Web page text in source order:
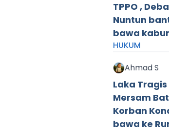
TPPO ,
Nuntun
bawa
HUKUM
Ahmad S
Laka Tragis
Mersam
Korban
bawa ke